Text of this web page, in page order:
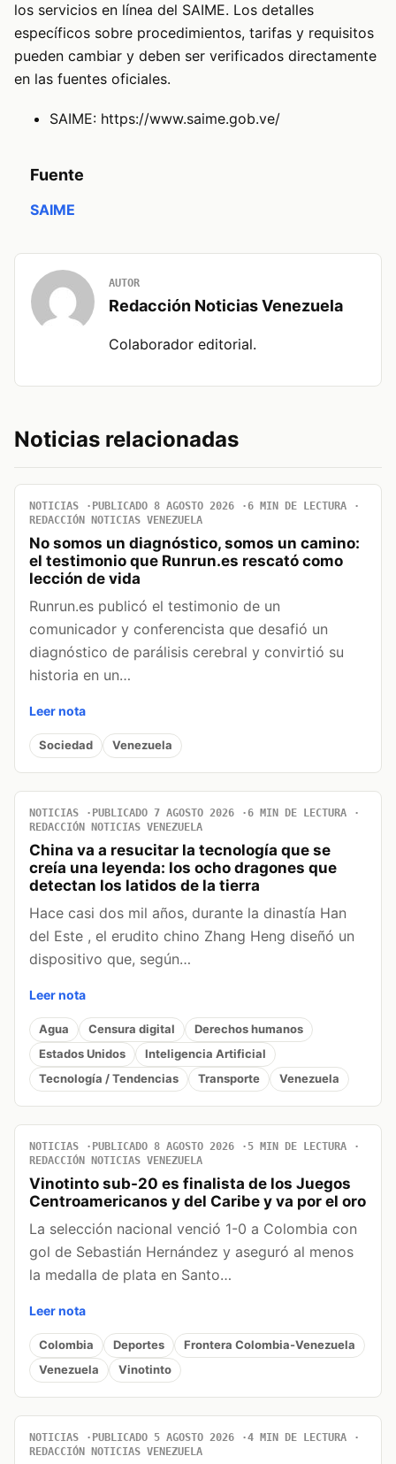
los servicios en línea del SAIME. Los detalles
específicos sobre procedimientos, tarifas y requisitos
pueden cambiar y deben ser verificados directamente
en las fuentes oficiales.
SAIME: https://www.saime.gob.ve/
Fuente
SAIME
AUTOR
Redacción Noticias Venezuela
Colaborador editorial.
Noticias relacionadas
NOTICIAS PUBLICADO 8 AGOSTO 2026
6 MIN DE LECTURA
REDACCIÓN NOTICIAS VENEZUELA
No somos un diagnóstico, somos un camino:
el testimonio que Runrun.es rescató como
lección de vida
Runrun.es publicó el testimonio de un
comunicador y conferencista que desafió un
diagnóstico de parálisis cerebral y convirtió su
historia en un…
Leer nota
Sociedad Venezuela
NOTICIAS PUBLICADO 7 AGOSTO 2026
6 MIN DE LECTURA
REDACCIÓN NOTICIAS VENEZUELA
China va a resucitar la tecnología que se
creía una leyenda: los ocho dragones que
detectan los latidos de la tierra
Hace casi dos mil años, durante la dinastía Han
del Este , el erudito chino Zhang Heng diseñó un
dispositivo que, según…
Leer nota
Agua Censura digital
Derechos humanos
Estados Unidos
Inteligencia Artificial
Tecnología / Tendencias
Transporte Venezuela
NOTICIAS PUBLICADO 8 AGOSTO 2026
5 MIN DE LECTURA
REDACCIÓN NOTICIAS VENEZUELA
Vinotinto sub-20 es finalista de los Juegos
Centroamericanos y del Caribe y va por el oro
La selección nacional venció 1-0 a Colombia con
gol de Sebastián Hernández y aseguró al menos
la medalla de plata en Santo…
Leer nota
Colombia Deportes
Frontera Colombia-Venezuela
Venezuela
Vinotinto
NOTICIAS PUBLICADO 5 AGOSTO 2026
4 MIN DE LECTURA
REDACCIÓN NOTICIAS VENEZUELA